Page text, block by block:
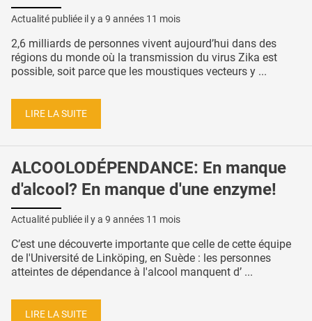
Actualité publiée il y a 9 années 11 mois
2,6 milliards de personnes vivent aujourd’hui dans des
régions du monde où la transmission du virus Zika est
possible, soit parce que les moustiques vecteurs y ...
LIRE LA SUITE
ALCOOLODÉPENDANCE: En manque
d'alcool? En manque d'une enzyme!
Actualité publiée il y a 9 années 11 mois
C’est une découverte importante que celle de cette équipe
de l'Université de Linköping, en Suède : les personnes
atteintes de dépendance à l'alcool manquent d’ ...
LIRE LA SUITE